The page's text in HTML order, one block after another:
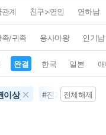
계 친구>연인 연하남
족/귀족 용사마왕 인기남
완결 한국 일본
이상 #진지함전체해제